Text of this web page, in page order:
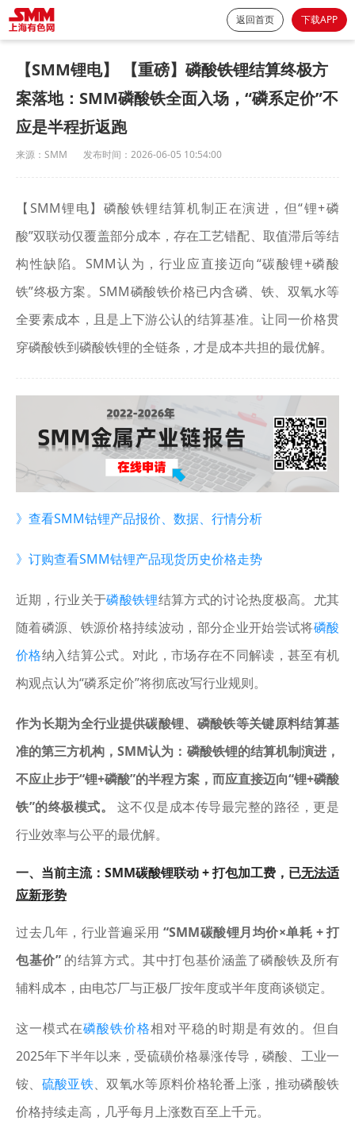
返回首页 下载APP
【SMM锂电】 【重磅】磷酸铁锂结算终极方
案落地：SMM磷酸铁全面入场，“磷系定价”不
应是半程折返跑
来源： SMM 发布时间： 2026-06-05 10:54:00
【SMM锂电】磷酸铁锂结算机制正在演进，但“锂+磷
酸”双联动仅覆盖部分成本，存在工艺错配、取值滞后等结
构性缺陷。SMM认为，行业应直接迈向“碳酸锂+磷酸
铁”终极方案。SMM磷酸铁价格已内含磷、铁、双氧水等
全要素成本，且是上下游公认的结算基准。让同一价格贯
穿磷酸铁到磷酸铁锂的全链条，才是成本共担的最优解。
》查看SMM钴锂产品报价、数据、行情分析
》订购查看SMM钴锂产品现货历史价格走势
近期，行业关于磷酸铁锂结算方式的讨论热度极高。尤其
随着磷源、铁源价格持续波动，部分企业开始尝试将磷酸
价格纳入结算公式。对此，市场存在不同解读，甚至有机
构观点认为“磷系定价”将彻底改写行业规则。
作为长期为全行业提供碳酸锂、磷酸铁等关键原料结算基
准的第三方机构，SMM认为：磷酸铁锂的结算机制演进，
不应止步于“锂+磷酸”的半程方案，而应直接迈向“锂+磷酸
铁”的终极模式。
这不仅是成本传导最完整的路径，更是
行业效率与公平的最优解。
一、当前主流：SMM碳酸锂联动 + 打包加工费，已无法适
应新形势
过去几年，行业普遍采用 “SMM碳酸锂月均价×单耗 + 打
包基价”的结算方式。其中打包基价涵盖了磷酸铁及所有
辅料成本，由电芯厂与正极厂按年度或半年度商谈锁定。
这一模式在磷酸铁价格相对平稳的时期是有效的。但自
2025年下半年以来，受硫磺价格暴涨传导，磷酸、工业一
铵、 硫酸亚铁、双氧水等原料价格轮番上涨，推动磷酸铁
价格持续走高，几乎每月上涨数百至上千元。